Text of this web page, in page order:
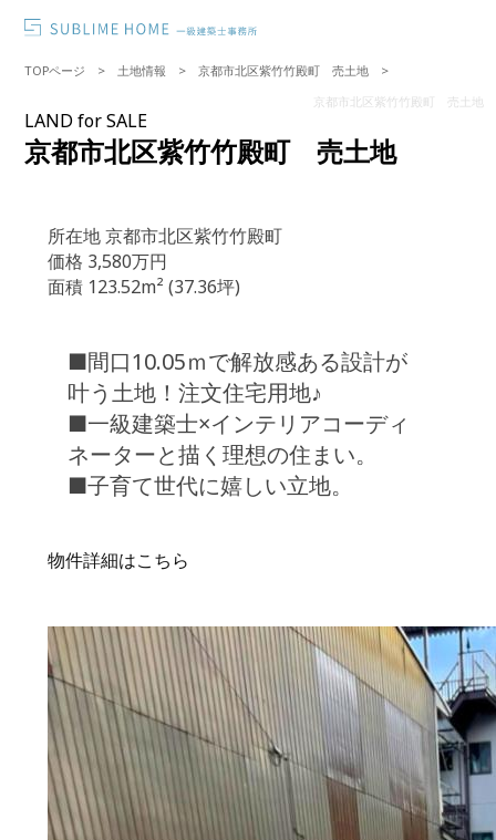
京都市北区紫竹竹殿町 売土地
TOPページ 土地情報 京都市北区紫竹竹殿町 売土地
LAND for SALE
京都市北区紫竹竹殿町 売土地
所在地 京都市北区紫竹竹殿町
価格 3,580万円
面積 123.52m² (37.36坪)
■間口10.05ｍで解放感ある設計が
叶う土地！注文住宅用地♪
■一級建築士×インテリアコーディ
ネーターと描く理想の住まい。
■子育て世代に嬉しい立地。
物件詳細はこちら